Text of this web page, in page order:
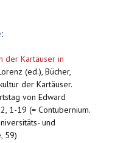
der Kartäuser in
(ed.), Bücher,
der Kartäuser.
von Edward
1-19 (= Contubernium.
und
59)